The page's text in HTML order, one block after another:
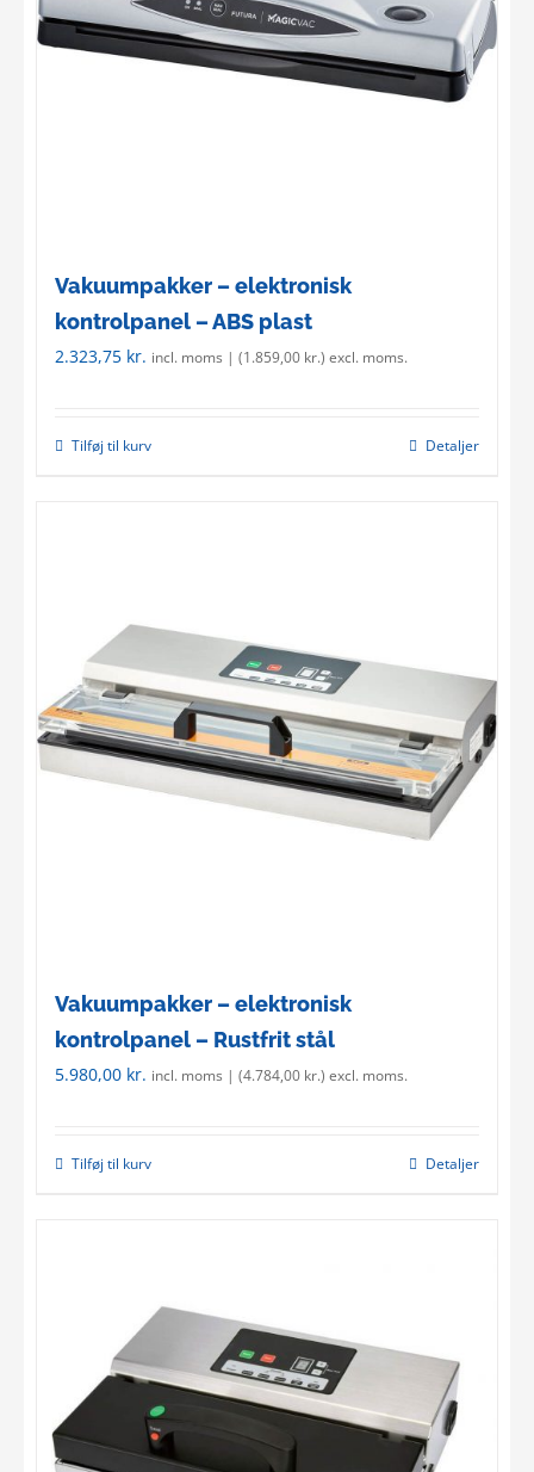
Vakuumpakker – elektronisk
kontrolpanel – ABS plast
2.323,75 kr. incl. moms | (1.859,00 kr.) excl. moms.
Tilføj til kurv Detaljer
Vakuumpakker – elektronisk
kontrolpanel – Rustfrit stål
5.980,00 kr. incl. moms | (4.784,00 kr.) excl. moms.
Tilføj til kurv Detaljer